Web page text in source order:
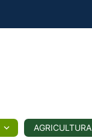
NOTÍCIAS
AGRICULTURA